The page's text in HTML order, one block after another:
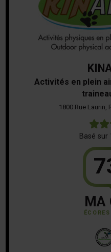
Activités en plein
1800 Rue Laurin,
Basé sur
MA